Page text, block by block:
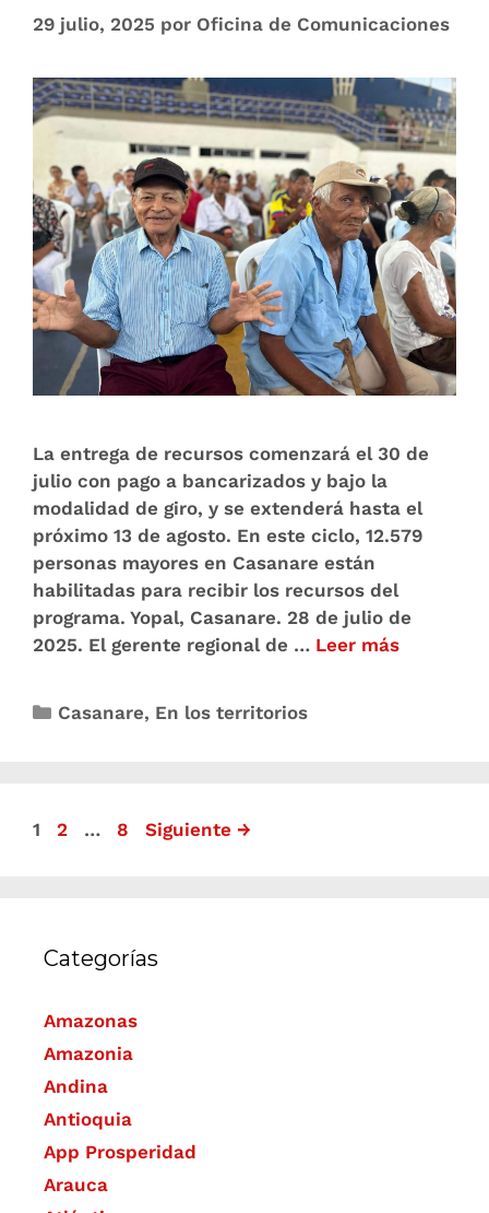
29 julio, 2025 por Oficina de Comunicaciones
La entrega de recursos comenzará el 30 de
julio con pago a bancarizados y bajo la
modalidad de giro, y se extenderá hasta el
próximo 13 de agosto. En este ciclo, 12.579
personas mayores en Casanare están
habilitadas para recibir los recursos del
programa. Yopal, Casanare. 28 de julio de
2025. El gerente regional de … Leer más
Casanare, En los territorios
1 2 … 8 Siguiente →
Categorías
Amazonas
Amazonia
Andina
Antioquia
App Prosperidad
Arauca